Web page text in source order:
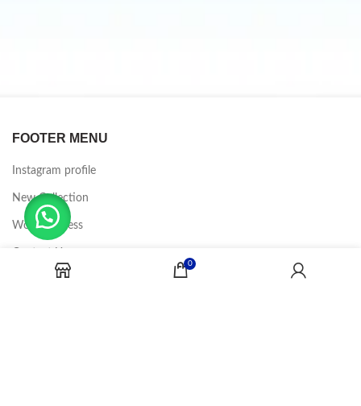
FOOTER MENU
Instagram profile
New Collection
Woman Dress
Latest News
0